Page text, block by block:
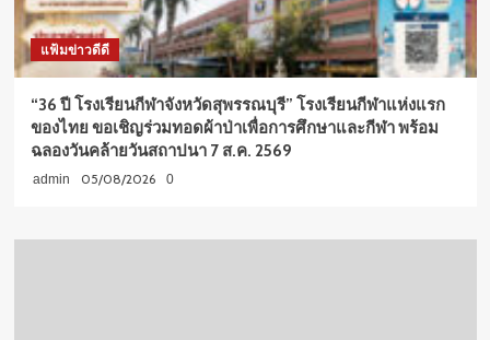
แฟ้มข่าวดีดี
“36 ปี โรงเรียนกีฬาจังหวัดสุพรรณบุรี” โรงเรียนกีฬาแห่งแรก
ของไทย ขอเชิญร่วมทอดผ้าป่าเพื่อการศึกษาและกีฬา พร้อม
ฉลองวันคล้ายวันสถาปนา 7 ส.ค. 2569
admin 05/08/2026 0